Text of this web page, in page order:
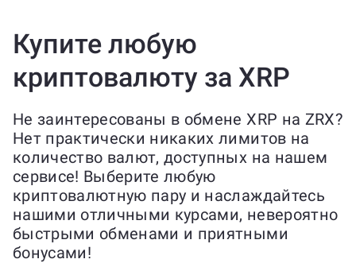
Купите любую
криптовалюту за XRP
Не заинтересованы в обмене XRP на ZRX?
Нет практически никаких лимитов на
количество валют, доступных на нашем
сервисе! Выберите любую
криптовалютную пару и наслаждайтесь
нашими отличными курсами, невероятно
быстрыми обменами и приятными
бонусами!